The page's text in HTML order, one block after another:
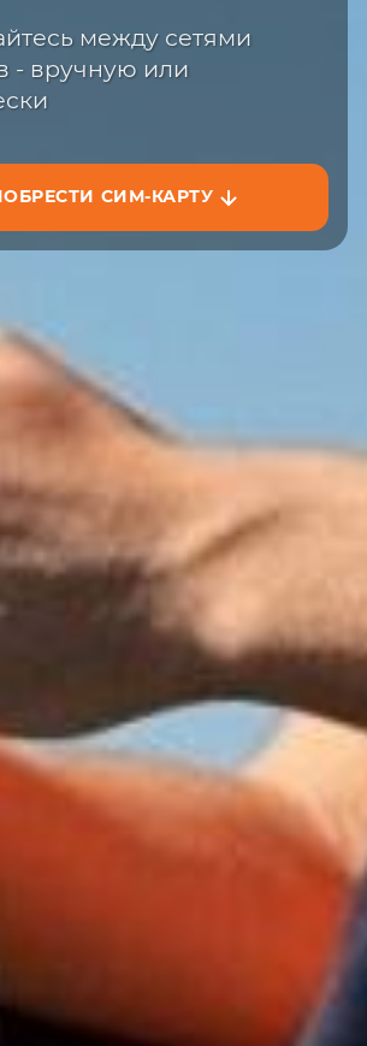
между сетями
- вручную или
СИМ-КАРТУ
маркетплейсах
НА САЙТЕ